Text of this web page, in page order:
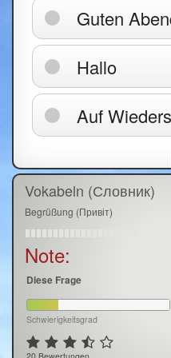
Guten
Hallo
Auf
Vokabeln (Словник)
Begrüßung (Привіт)
Note:
Diese Frage
Schwierigkeitsgrad